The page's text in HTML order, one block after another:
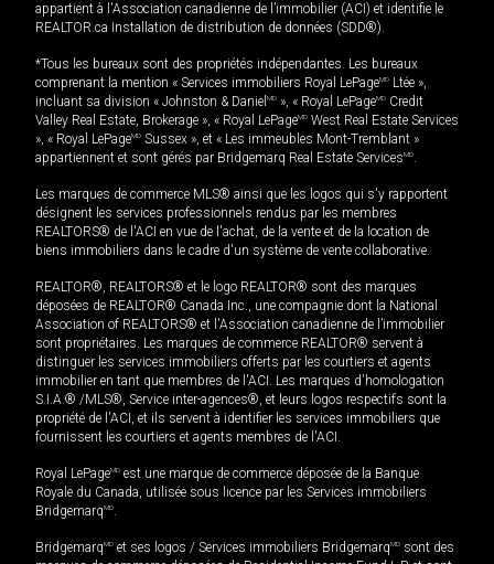
appartient à l'Association canadienne de l’immobilier (ACI) et identifie le
REALTOR.ca Installation de distribution de données (SDD®).
*Tous les bureaux sont des propriétés indépendantes. Les bureaux
comprenant la mention « Services immobiliers Royal LePageMD Ltée »,
incluant sa division « Johnston & Daniel MD », « Royal LePageMD Credit
Valley Real Estate, Brokerage », « Royal LePageMD West Real Estate Services
», « Royal LePageMD Sussex », et « Les immeubles Mont-Tremblant »
appartiennent et sont gérés par Bridgemarq Real Estate ServicesMD.
Les marques de commerce MLS® ainsi que les logos qui s'y rapportent
désignent les services professionnels rendus par les membres
REALTORS® de l'ACI en vue de l'achat, de la vente et de la location de
biens immobiliers dans le cadre d'un système de vente collaborative.
REALTOR®, REALTORS® et le logo REALTOR® sont des marques
déposées de REALTOR® Canada Inc., une compagnie dont la National
Association of REALTORS® et l'Association canadienne de l’immobilier
sont propriétaires. Les marques de commerce REALTOR® servent à
distinguer les services immobiliers offerts par les courtiers et agents
immobilier en tant que membres de l'ACI. Les marques d'homologation
S.I.A.® /MLS®, Service inter-agences®, et leurs logos respectifs sont la
propriété de l'ACI, et ils servent à identifier les services immobiliers que
fournissent les courtiers et agents membres de l'ACI.
Royal LePageMD est une marque de commerce déposée de la Banque
Royale du Canada, utilisée sous licence par les Services immobiliers
BridgemarqMD.
BridgemarqMD et ses logos / Services immobiliers BridgemarqMD sont des